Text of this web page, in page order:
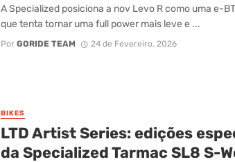
A Specialized posiciona a nov Levo R como uma e-
que tenta tornar uma full power mais leve e ...
Por GORIDE TEAM 24 de Fevereiro, 2026
BIKES
LTD Artist Series: edições
da Specialized Tarmac SL8 S-